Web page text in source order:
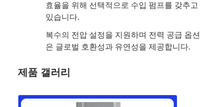
효율을 위해 선택적으로 수입 펌프를 갖추고
있습니다.
복수의 전압 설정을 지원하며 전력 공급 옵션
은 글로벌 호환성과 유연성을 제공합니다.
제품 갤러리